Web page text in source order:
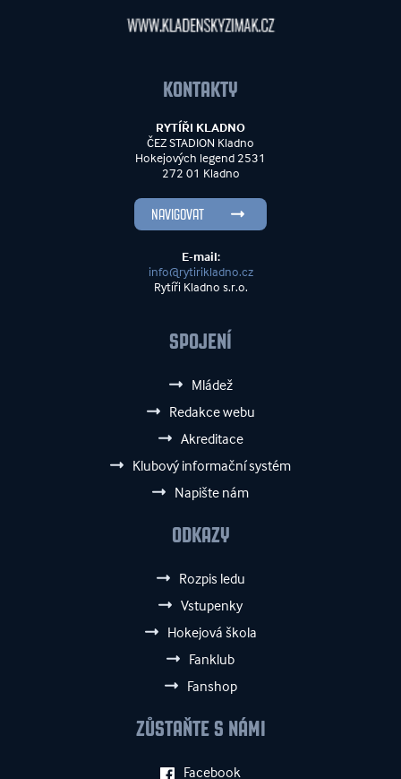
KONTAKTY
RYTÍŘI KLADNO
ČEZ STADION Kladno
Hokejových legend 2531
272 01 Kladno
NAVIGOVAT
E-mail:
info@rytirikladno.cz
Rytíři Kladno s.r.o.
SPOJENÍ
Mládež
Redakce webu
Akreditace
Klubový informační systém
Napište nám
ODKAZY
Rozpis ledu
Vstupenky
Hokejová škola
Fanklub
Fanshop
ZŮSTAŇTE S NÁMI
Facebook